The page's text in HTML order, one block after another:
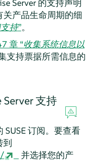
Server的支持声明
产品生命周期的细
持”。
章 “收集系统信息以
支持票据所需信息的
Server支持
订阅。要查看
到
并选择您的产